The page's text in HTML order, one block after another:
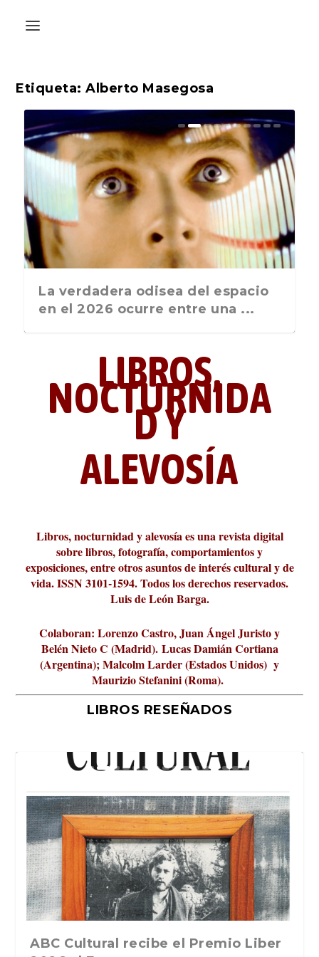
Etiqueta:Alberto Masegosa
La última postal de la temporada
nos recuerda que nos vamos ...
La verdadera odisea del espacio
en el 2026 ocurre entre una ...
Liber 2026 al Fomento de la Le...
Revista Cultural Turia, númer...
10.000 pasos al día? Lo que d...
paisajística del mar de Sicil...
París
metafísicos de la novela ne...
LIBROS,
NOCTURNIDA
D Y
ALEVOSÍA
Libros, nocturnidad y alevosía es una revista digital
sobre libros, fotografía, comportamientos y
exposiciones, entre otros asuntos de interés cultural y de
vida. ISSN 3101-1594. Todos los derechos reservados.
Luis de León Barga.
Colaboran: Lorenzo Castro, Juan Ángel Juristo y
Belén Nieto C (Madrid). Lucas Damián Cortiana
(Argentina); Malcolm Larder (Estados Unidos) y
Maurizio Stefanini (Roma).
LIBROS RESEÑADOS
La verdadera odisea del espacio en
ABC Cultural recibe el Premio Liber
La cultura de la transgresión.